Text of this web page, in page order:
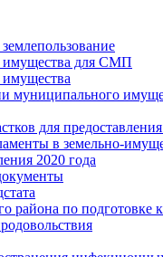
имущества для СМП
муниципального
для
в земельно-
2020 года
района по подготовке